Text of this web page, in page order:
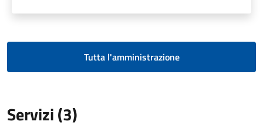
Tutta l'amministrazione
Servizi (3)